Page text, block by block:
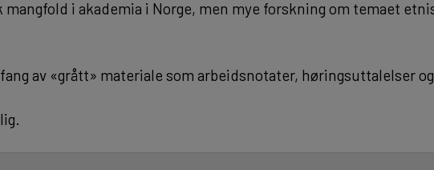
i akademia i Norge, men mye forskning om temaet
av «grått» materiale som arbeidsnotater, høringsuttalelser